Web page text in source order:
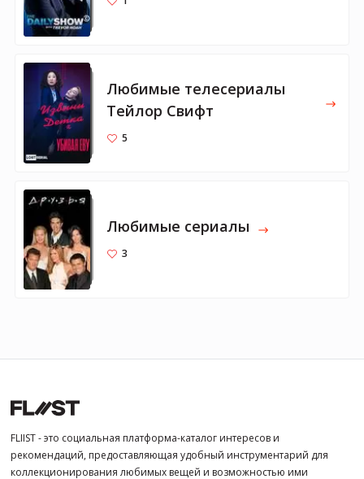
Любимые телесериалы
Тейлор Свифт
5
Любимые сериалы
3
FLIIST - это социальная платформа-каталог интересов и
рекомендаций, предоставляющая удобный инструментарий для
коллекционирования любимых вещей и возможностью ими